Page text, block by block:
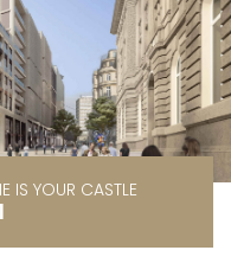
IS YOUR CASTLE